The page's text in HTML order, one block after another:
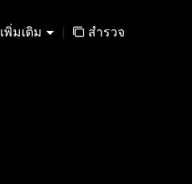
เพิ่มเติม | สำรวจ